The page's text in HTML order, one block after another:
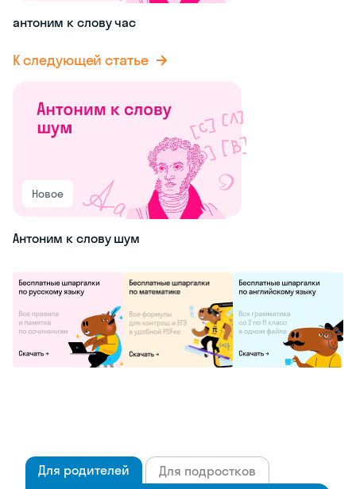
антоним к слову час
К следующей статье
Новое
Антоним к слову шум
Для родителей Для подростков